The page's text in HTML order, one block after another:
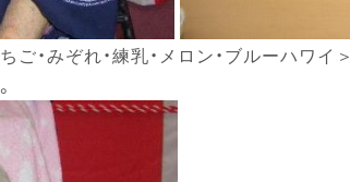
・みぞれ・練乳・メロン・ブルーハワイ＞